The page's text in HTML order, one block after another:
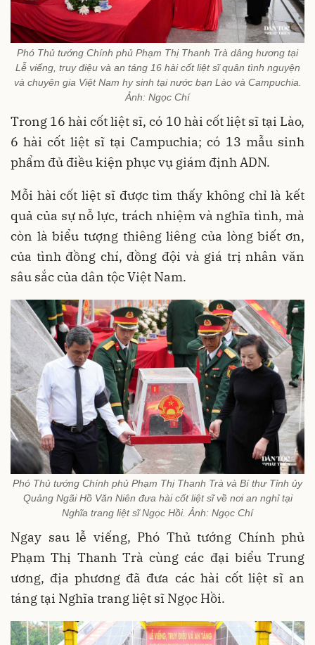
Phó Thủ tướng Chính phủ Phạm Thị Thanh Trà dâng hương tại
Lễ viếng, truy điệu và an táng 16 hài cốt liệt sĩ quân tình nguyện
và chuyên gia Việt Nam hy sinh tại nước bạn Lào và Campuchia.
Ảnh: Ngọc Chí
Trong 16 hài cốt liệt sĩ, có 10 hài cốt liệt sĩ tại Lào,
6 hài cốt liệt sĩ tại Campuchia; có 13 mẫu sinh
phẩm đủ điều kiện phục vụ giám định ADN.
Mỗi hài cốt liệt sĩ được tìm thấy không chỉ là kết
quả của sự nỗ lực, trách nhiệm và nghĩa tình, mà
còn là biểu tượng thiêng liêng của lòng biết ơn,
của tình đồng chí, đồng đội và giá trị nhân văn
sâu sắc của dân tộc Việt Nam.
Phó Thủ tướng Chính phủ Phạm Thị Thanh Trà và Bí thư Tỉnh ủy
Quảng Ngãi Hồ Văn Niên đưa hài cốt liệt sĩ về nơi an nghỉ tại
Nghĩa trang liệt sĩ Ngọc Hồi. Ảnh: Ngọc Chí
Ngay sau lễ viếng, Phó Thủ tướng Chính phủ
Phạm Thị Thanh Trà cùng các đại biểu Trung
ương, địa phương đã đưa các hài cốt liệt sĩ an
táng tại Nghĩa trang liệt sĩ Ngọc Hồi.